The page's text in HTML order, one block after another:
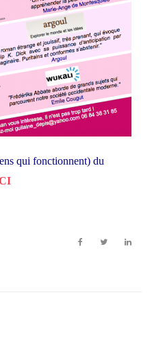
qui fonctionnent) du